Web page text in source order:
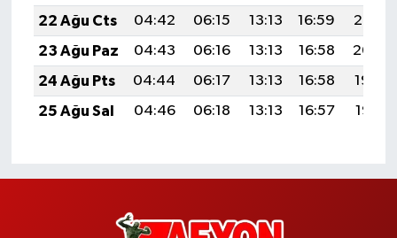
22 Ağu Cts
04:42 06:15 13:13 16:59
20:02
23 Ağu Paz
04:43 06:16 13:13 16:58
20:00
24 Ağu Pts
04:44 06:17 13:13 16:58
19:59
25 Ağu Sal
04:46 06:18 13:13 16:57 19:57